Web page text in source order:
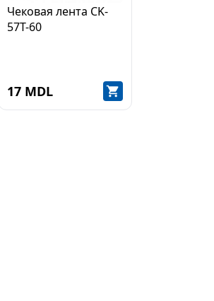
Чековая лента CK-
57T-60
17 MDL